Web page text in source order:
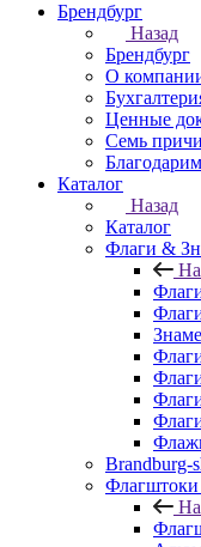
Брендбург
Назад
Брендбург
О
Ценные
Семь
Благодарим
Каталог
Назад
Каталог
Флаги &
Brandburg-
Флагштоки